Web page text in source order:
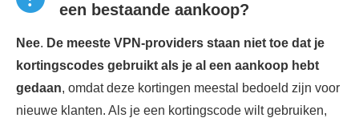
een bestaande aankoop?
Nee. De meeste VPN-providers staan ​​niet toe dat je
kortingscodes gebruikt als je al een aankoop hebt
gedaan, omdat deze kortingen meestal bedoeld zijn voor
nieuwe klanten. Als je een kortingscode wilt gebruiken,